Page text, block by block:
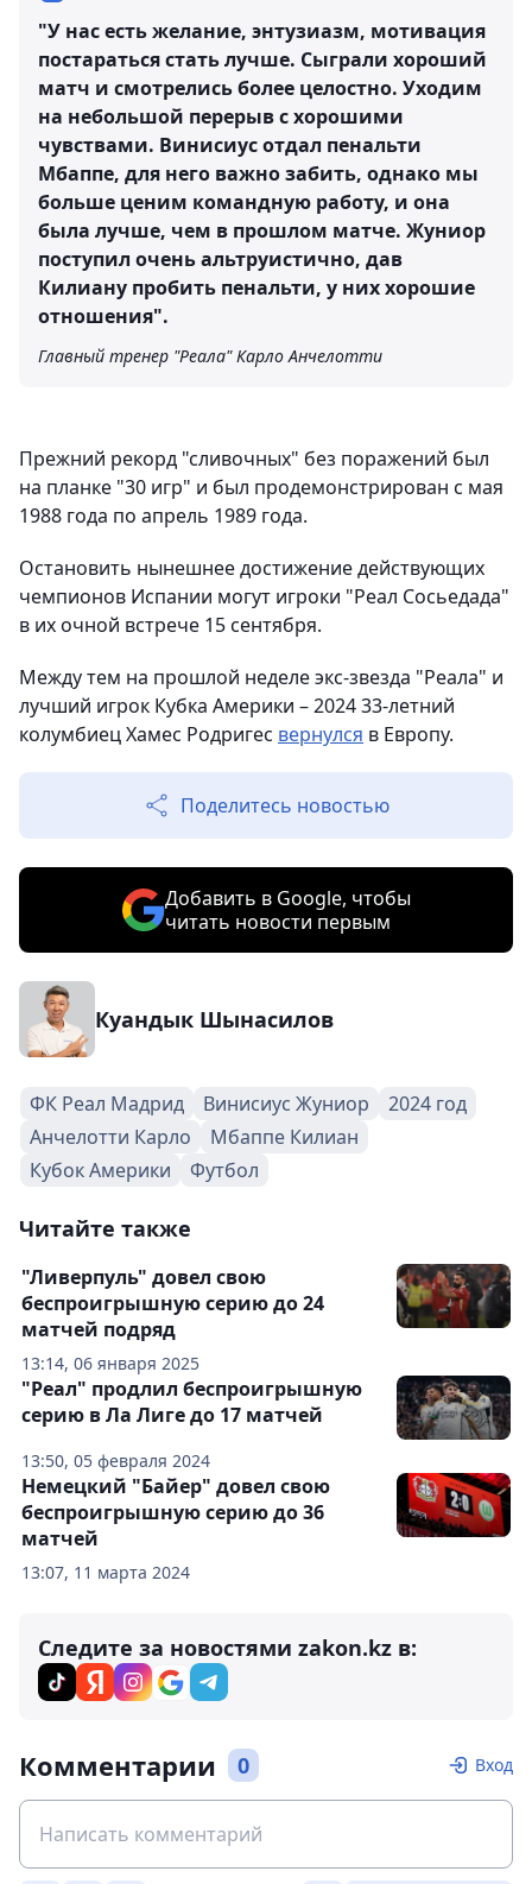
"У нас есть желание, энтузиазм, мотивация
постараться стать лучше. Сыграли хороший
матч и смотрелись более целостно. Уходим
на небольшой перерыв с хорошими
чувствами. Винисиус отдал пенальти
Мбаппе, для него важно забить, однако мы
больше ценим командную работу, и она
была лучше, чем в прошлом матче. Жуниор
поступил очень альтруистично, дав
Килиану пробить пенальти, у них хорошие
отношения".
Главный тренер "Реала" Карло Анчелотти
Прежний рекорд "сливочных" без поражений был
на планке "30 игр" и был продемонстрирован с мая
1988 года по апрель 1989 года.
Остановить нынешнее достижение действующих
чемпионов Испании могут игроки "Реал Сосьедада"
в их очной встрече 15 сентября.
Между тем на прошлой неделе экс-звезда "Реала" и
лучший игрок Кубка Америки – 2024 33-летний
колумбиец Хамес Родригес вернулся в Европу.
Поделитесь новостью
Добавить в Google, чтобы
читать новости первым
Куандык Шынасилов
ФК Реал Мадрид Винисиус Жуниор
2024 год
Анчелотти Карло
Мбаппе Килиан
Кубок Америки
Футбол
Читайте также
13:14, 06 января 2025
"Ливерпуль" довел свою
беспроигрышную серию до 24
матчей подряд
13:50, 05 февраля 2024
"Реал" продлил беспроигрышную
серию в Ла Лиге до 17 матчей
13:07, 11 марта 2024
Немецкий "Байер" довел свою
беспроигрышную серию до 36
матчей
Следите за новостями zakon.kz в:
Комментарии 0 Вход